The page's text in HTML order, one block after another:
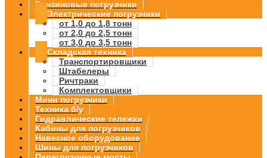
Бензиновые погрузчики
Электрические погрузчики
от 1,0 до 1,8 тонн
от 2,0 до 2,5 тонн
от 3,0 до 3,5 тонн
Складская техника
Транспортировщики
Штабелеры
Ричтраки
Комплектовщики
Мини погрузчики
Техника б/у
Гидравлические тележки
Кабины для погрузчиков
Навесное оборудование
Шины для погрузчиков